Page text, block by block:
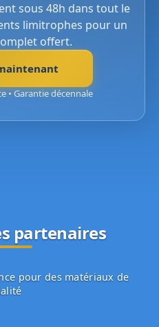
sous 48h dans tout le
limitrophes pour un
offert.
• Garantie décennale
partenaires
pour des matériaux de